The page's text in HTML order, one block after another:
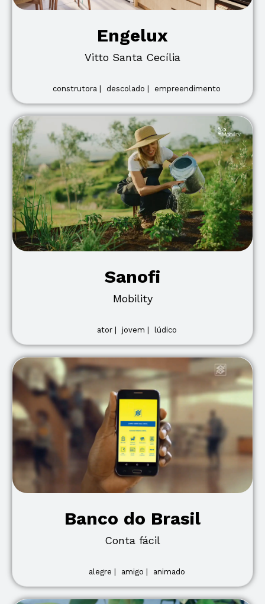
Engelux
Vitto Santa Cecília
construtora | descolado | empreendimento
Sanofi
Mobility
ator | jovem | lúdico
Banco do Brasil
Conta fácil
alegre | amigo | animado